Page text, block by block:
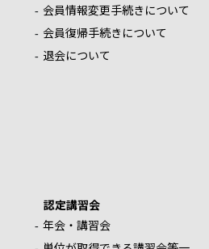
会員情報変更手続きについて
会員復帰手続きについて
退会について
認定講習会
年会・講習会